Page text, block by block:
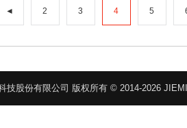
◄ 2 3 4 5
技股份有限公司 版权所有 © 2014-2026